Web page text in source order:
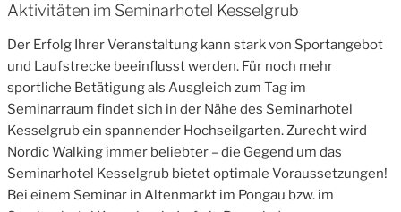
Aktivitäten im Seminarhotel Kesselgrub
Der Erfolg Ihrer Veranstaltung kann stark von Sportangebot
und Laufstrecke beeinflusst werden. Für noch mehr
sportliche Betätigung als Ausgleich zum Tag im
Seminarraum findet sich in der Nähe des Seminarhotel
Kesselgrub ein spannender Hochseilgarten. Zurecht wird
Nordic Walking immer beliebter – die Gegend um das
Seminarhotel Kesselgrub bietet optimale Voraussetzungen!
Bei einem Seminar in Altenmarkt im Pongau bzw. im